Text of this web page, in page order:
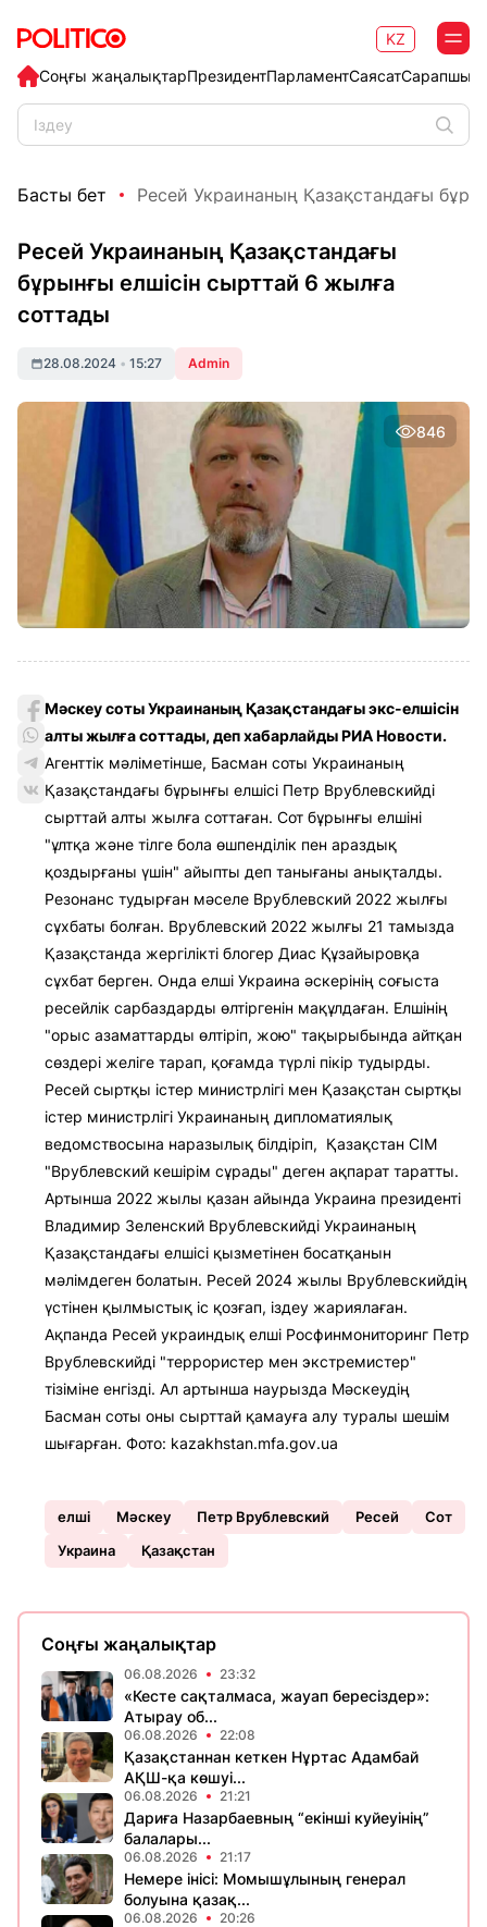
Соңғы жаңалықтарПрезидентПарламентСаясат
KZ
Басты бет Ресей Украинаның Қазақстандағы
Ресей Украинаның Қазақстандағы
бұрынғы елшісін сырттай 6 жылға
соттады
28.08.2024 • 15:27 Admin
846
Мәскеу соты Украинаның Қазақстандағы экс-елшісін
алты жылға соттады, деп хабарлайды РИА Новости.
Агенттік мәліметінше, Басман соты Украинаның
Қазақстандағы бұрынғы елшісі Петр Врублевскийді
сырттай алты жылға соттаған. Сот бұрынғы елшіні
"ұлтқа және тілге бола өшпенділік пен араздық
қоздырғаны үшін" айыпты деп танығаны анықталды.
Резонанс тудырған мәселе Врублевский 2022 жылғы
сұхбаты болған. Врублевский 2022 жылғы 21 тамызда
Қазақстанда жергілікті блогер Диас Құзайыровқа
сұхбат берген. Онда елші Украина әскерінің соғыста
ресейлік сарбаздарды өлтіргенін мақұлдаған. Елшінің
"орыс азаматтарды өлтіріп, жою" тақырыбында айтқан
сөздері желіге тарап, қоғамда түрлі пікір тудырды.
Ресей сыртқы істер министрлігі мен Қазақстан сыртқы
істер министрлігі Украинаның дипломатиялық
ведомствосына наразылық білдіріп, Қазақстан СІМ
"Врублевский кешірім сұрады" деген ақпарат таратты.
Артынша 2022 жылы қазан айында Украина президенті
Владимир Зеленский Врублевскийді Украинаның
Қазақстандағы елшісі қызметінен босатқанын
мәлімдеген болатын. Ресей 2024 жылы Врублевскийдің
үстінен қылмыстық іс қозғап, іздеу жариялаған.
Ақпанда Ресей украиндық елші Росфинмониторинг Петр
Врублевскийді "террористер мен экстремистер"
тізіміне енгізді. Ал артынша наурызда Мәскеудің
Басман соты оны сырттай қамауға алу туралы шешім
шығарған. Фото: kazakhstan.mfa.gov.ua
елші Мәскеу Петр Врублевский Ресей
Сот
Украина
Қазақстан
Соңғы жаңалықтар
06.08.2026 23:32
«Кесте сақталмаса, жауап бересіздер»:
Атырау об...
06.08.2026 22:08
Қазақстаннан кеткен Нұртас Адамбай
АҚШ-қа көшуі...
06.08.2026 21:21
Дариға Назарбаевның “екінші куйеуінің”
балалары...
06.08.2026 21:17
Немере інісі: Момышұлының генерал
болуына қазақ...
06.08.2026 20:26